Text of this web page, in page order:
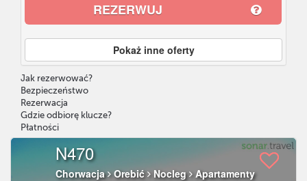
REZERWUJ
Pokaż inne oferty
Jak rezerwować?
Bezpieczeństwo
Rezerwacja
Gdzie odbiorę klucze?
Płatności
N470
Chorwacja Orebić Nocleg Apartamenty